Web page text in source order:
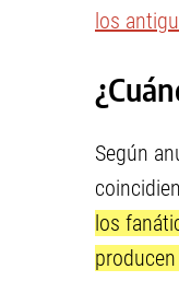
los
Según
los